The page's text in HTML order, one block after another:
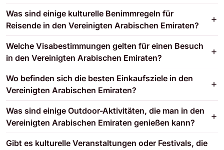
Was sind einige kulturelle Benimmregeln für
Reisende in den Vereinigten Arabischen Emiraten?
Welche Visabestimmungen gelten für einen Besuch
in den Vereinigten Arabischen Emiraten?
Wo befinden sich die besten Einkaufsziele in den
Vereinigten Arabischen Emiraten?
Was sind einige Outdoor-Aktivitäten, die man in den
Vereinigten Arabischen Emiraten genießen kann?
Gibt es kulturelle Veranstaltungen oder Festivals, die